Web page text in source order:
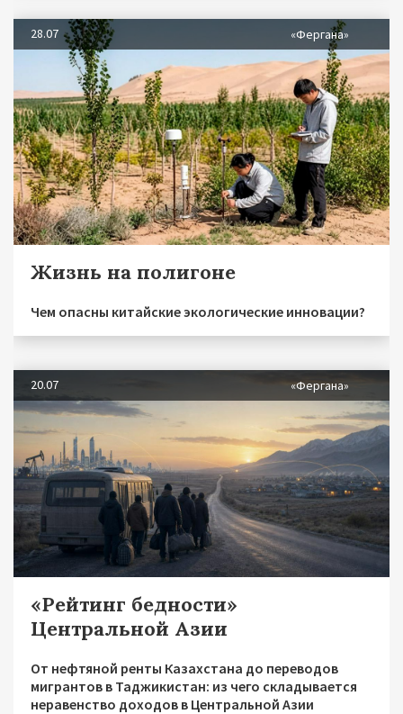
28.07 «Фергана»
Жизнь на полигоне
Чем опасны китайские экологические инновации?
20.07 «Фергана»
«Рейтинг бедности»
Центральной Азии
От нефтяной ренты Казахстана до переводов
мигрантов в Таджикистан: из чего складывается
неравенство доходов в Центральной Азии